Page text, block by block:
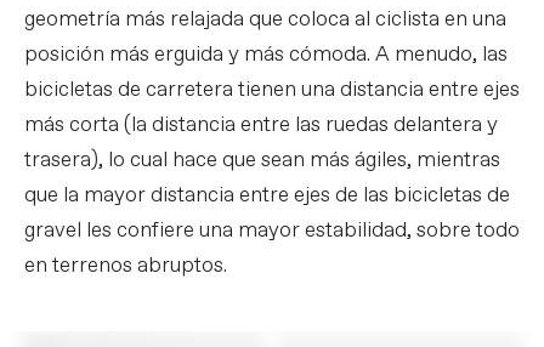
geometría más relajada que coloca al ciclista en una
posición más erguida y más cómoda. A menudo, las
bicicletas de carretera tienen una distancia entre ejes
más corta (la distancia entre las ruedas delantera y
trasera), lo cual hace que sean más ágiles, mientras
que la mayor distancia entre ejes de las bicicletas de
gravel les confiere una mayor estabilidad, sobre todo
en terrenos abruptos.